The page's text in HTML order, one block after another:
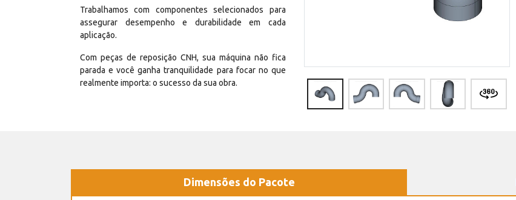
Trabalhamos com componentes selecionados para
assegurar desempenho e durabilidade em cada
aplicação.
Com peças de reposição CNH, sua máquina não fica
parada e você ganha tranquilidade para focar no que
realmente importa: o sucesso da sua obra.
Dimensões do Pacote